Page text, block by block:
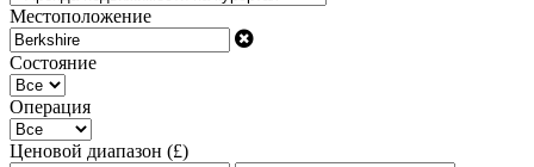
Местоположение
Состояние
Операция
Ценовой диапазон (£)